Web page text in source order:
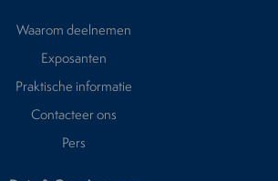
Waarom deelnemen
Exposanten
Praktische informatie
Contacteer ons
Pers